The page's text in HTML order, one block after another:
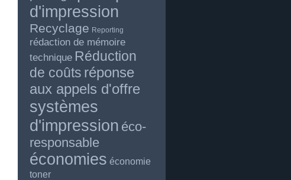
d'impression
Recyclage Reporting
rédaction de mémoire
technique Réduction
de coûts réponse
aux appels d'offre
systèmes
d'impression éco-
responsable
économies économie
toner